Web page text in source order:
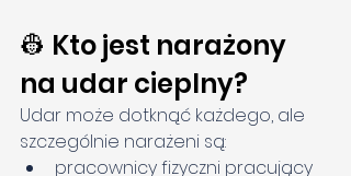
👷 Kto jest narażony
na udar cieplny?
Udar może dotknąć każdego, ale
szczególnie narażeni są:
pracownicy fizyczni pracujący